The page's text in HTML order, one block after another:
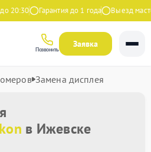
Гарантия до 1 года Выезд
Позвонить
Заявка
Замена дисплея
в Ижевске